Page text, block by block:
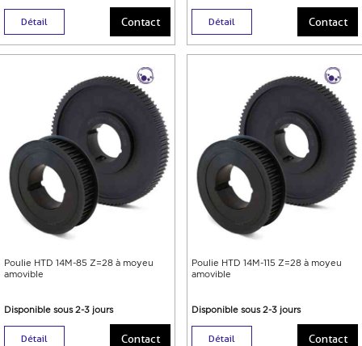
Détail Contact Détail Contact
Poulie HTD 14M-85 Z=28 à moyeu
amovible
Disponible sous 2-3 jours
Détail Contact
Poulie HTD 14M-115 Z=28 à moyeu
amovible
Disponible sous 2-3 jours
Détail Contact